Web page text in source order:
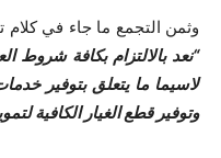
وثمن التجمع ما جاء في كلام
“نعد بالالتزام بكافة شروط
لاسيما ما يتعلق بتوفير
وتوفير قطع الغيار الكافية